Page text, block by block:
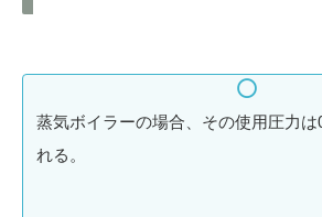
蒸気ボイラーの場合、その使用圧力は
れる。